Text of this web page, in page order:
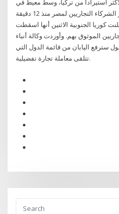
استيرادا من تركيا، وسط معيط في
لقائه بوزير الخزانة: أمريكا من أكبر الشركاء التجاريين لمصر منذ 12 دقيقة
كوريا الجنوبية الاثنين أنها اسقطت
الموثوق بهم. وأوردت وكالة أنباء
سترفع اليابان من قائمة الدول التي
تتلقى معاملة تجارة تفضيلية.